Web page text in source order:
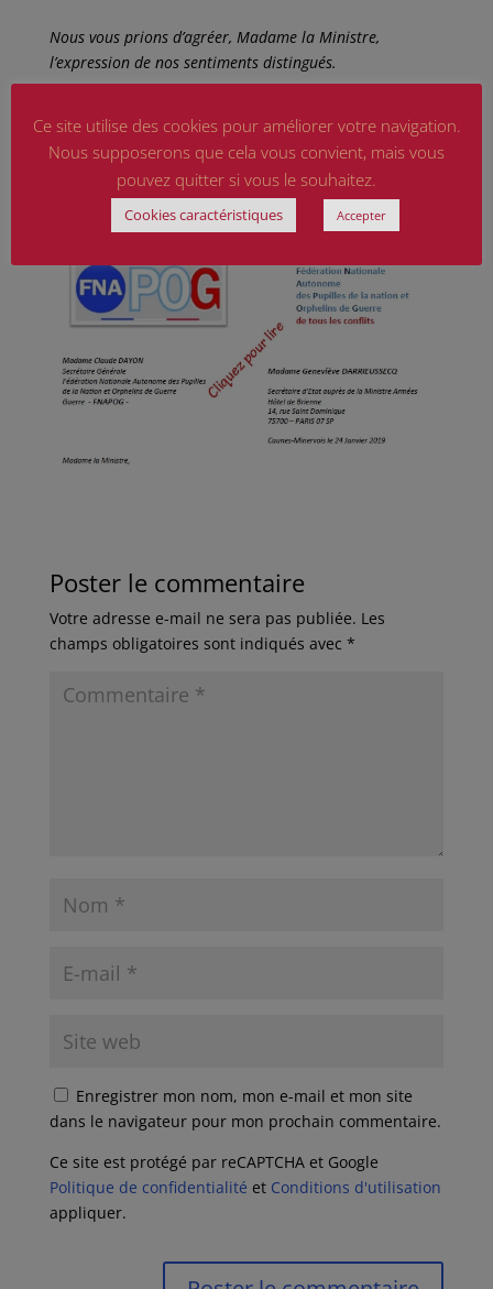
Nous vous prions d’agréer, Madame la Ministre,
l’expression de nos sentiments distingués.
Secrétaire Générale de la FNAPOG
Chevalier de l’Ordre National du Mérite
Téléchargez le courrier au format PDF
Poster le commentaire
Votre adresse e-mail ne sera pas publiée. Les
champs obligatoires sont indiqués avec *
Enregistrer mon nom, mon e-mail et mon site
dans le navigateur pour mon prochain commentaire.
Ce site est protégé par reCAPTCHA et Google
Politique de confidentialité et Conditions d'utilisation
appliquer.
Ce site utilise des cookies pour améliorer votre navigation.
Nous supposerons que cela vous convient, mais vous
pouvez quitter si vous le souhaitez.
Cookies caractéristiques Accepter